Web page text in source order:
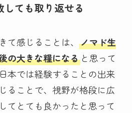
ても取り返せる
て感じることは、 ノマド生
の大きな糧になると思って
本では経験することの出来
ることで、視野が格段に広
てとても良かったと思って